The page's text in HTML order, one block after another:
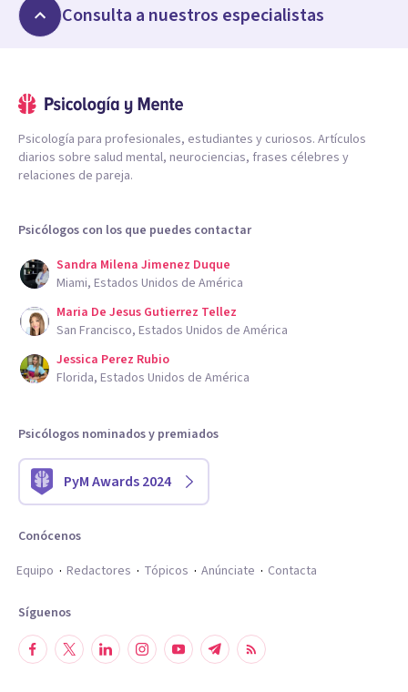
Consulta a nuestros especialistas
Psicología para profesionales, estudiantes y curiosos. Artículos
diarios sobre salud mental, neurociencias, frases célebres y
relaciones de pareja.
Psicólogos con los que puedes contactar
Sandra Milena Jimenez Duque
Miami, Estados Unidos de América
Maria De Jesus Gutierrez Tellez
San Francisco, Estados Unidos de América
Jessica Perez Rubio
Florida, Estados Unidos de América
Psicólogos nominados y premiados
PyM Awards 2024
Conócenos
Equipo
Redactores Tópicos Anúnciate Contacta
Síguenos